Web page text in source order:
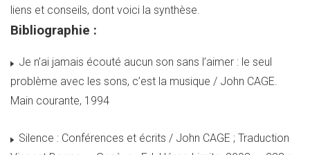
liens et conseils, dont voici la synthèse.
Bibliographie :
Je n’ai jamais écouté aucun son sans l’aimer : le seul
problème avec les sons, c’est la musique / John CAGE.
Main courante, 1994
Silence : Conférences et écrits / John CAGE ; Traduction